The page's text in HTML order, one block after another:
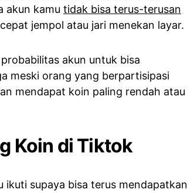
akun kamu tidak bisa terus-terusan
jempol atau jari menekan layar.
akun untuk bisa
meski orang yang berpartisipasi
mendapat koin paling rendah atau
Koin di Tiktok
ikuti supaya bisa terus mendapatkan